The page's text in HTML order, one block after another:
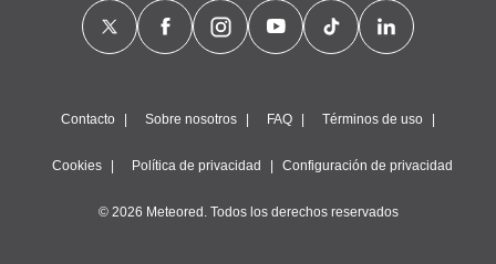
Contacto Sobre nosotros FAQ Términos de uso
Cookies Política de privacidad Configuración de privacidad
© 2026 Meteored. Todos los derechos reservados